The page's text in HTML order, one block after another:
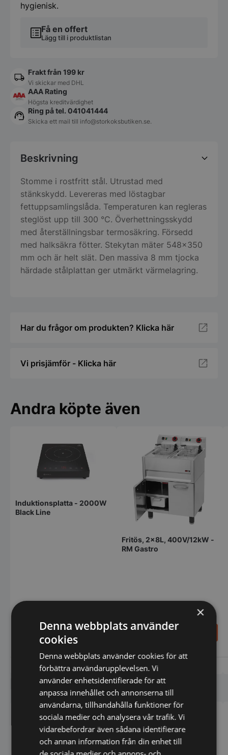
Få en offert
Lägg till i produktlistan
hygienisk.
Frakt från 199 kr
Vi skickar med DHL
AAA Rating
Högsta kreditvärdighet
Ring på tel. 041041444
Skicka ett mail till info@storkoksbutiken.se.
Beskrivning
Stomme i rostfritt stål. Utrustad med
stänkskydd. Levereras med löstagbar
fettuppsamlingslåda. Temperaturen kan regleras
steglöst upp till 300 °C. Överhettningsskydd
med återställningsbar termosäkring. Försedd
med halksäkra fötter. Stekytan mäter 548×350
mm och är helt slät. Den massiva 8 mm tjocka
härdade stålplattan ger utmärkt värmelagring.
Har du frågor om produkten? Klicka här
Vi prisjämför - Klicka här
Andra köpte även
Induktionsplatta - 2000W
Black Line
1.225,00SEK
SEK
Vi prisjämför
Fritös, 2x8L, 400V/12kW -
RM Gastro
21.898,00
Vi prisjämför
Liknande produkter
×
Denna webbplats använder
cookies
Denna webbplats använder cookies för att
förbättra användarupplevelsen. Vi
använder enhetsidentifierade för att
anpassa innehållet och annonserna till
användarna, tillhandahålla funktioner för
sociala medier och analysera vår trafik. Vi
vidarebefordrar även sådana identifierare
och annan information från din enhet till